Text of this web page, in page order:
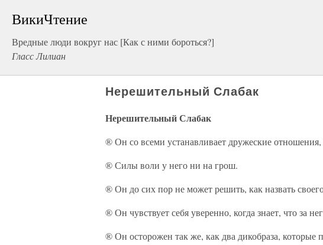
ВикиЧтение
Вредные люди вокруг нас [Как с ними бороться?]
Гласс Лилиан
Нерешительный Слабак
Нерешительный Слабак
® Он со всеми устанавливает дружеские
® Силы воли у него ни на грош.
® Он до сих пор не может решить, как назвать
® Он чувствует себя уверенно, когда знает, что за
® Он осторожен так же, как два дикобраза, которые